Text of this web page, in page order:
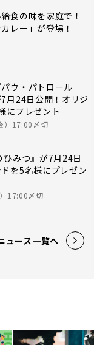
食の味を家庭で！
レー」が登場！
ウ・パトロール
月24日公開！オリジ
にプレゼント
）17:00〆切
ひみつ』が7月24日
を5名様にプレゼン
17:00〆切
ュース一覧へ